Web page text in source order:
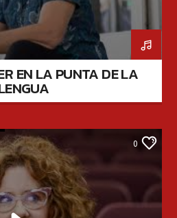
EN LA PUNTA DE LA
0